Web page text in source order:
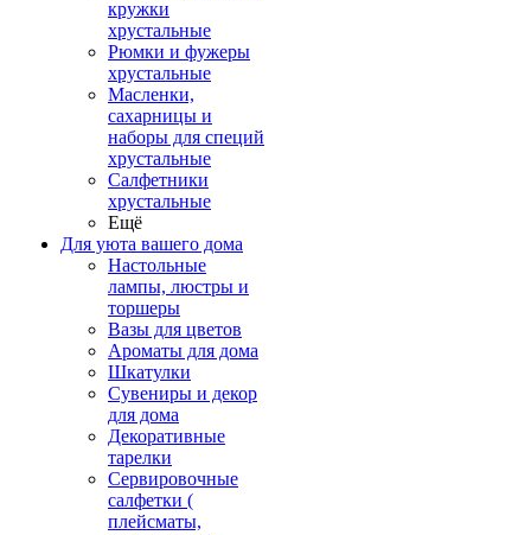
кружки
хрустальные
Рюмки и фужеры
хрустальные
Масленки,
сахарницы и
наборы для специй
хрустальные
Салфетники
хрустальные
Ещё
Для уюта вашего дома
Настольные
лампы, люстры и
торшеры
Вазы для цветов
Ароматы для дома
Шкатулки
Сувениры и декор
для дома
Декоративные
тарелки
Сервировочные
салфетки (
плейсматы,